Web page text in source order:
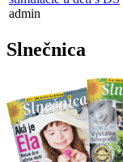
admin
Slnečnica